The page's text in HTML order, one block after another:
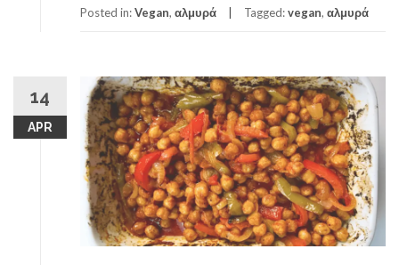
Posted in:Vegan, αλμυρά Tagged:vegan, αλμυρά
14
APR